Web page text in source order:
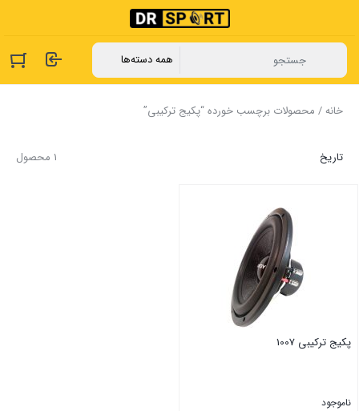
خانه/ محصولات برچسب خورده “پکیج ترکیبی”
1 محصول تاریخ
پکیج ترکیبی 1007
ناموجود